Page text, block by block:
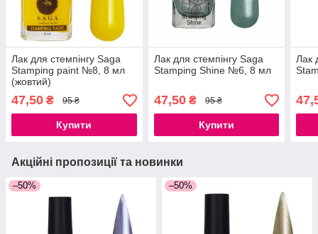
Лак для стемпінгу Saga
Stamping paint №8, 8 мл
(жовтий)
47,50 ₴ 95 ₴
Купити
Лак для стемпінгу Saga
Stamping Shine №6, 8 мл
47,50₴ 95 ₴
Купити
Лак
Акційні пропозиції та новинки
–50% –50%